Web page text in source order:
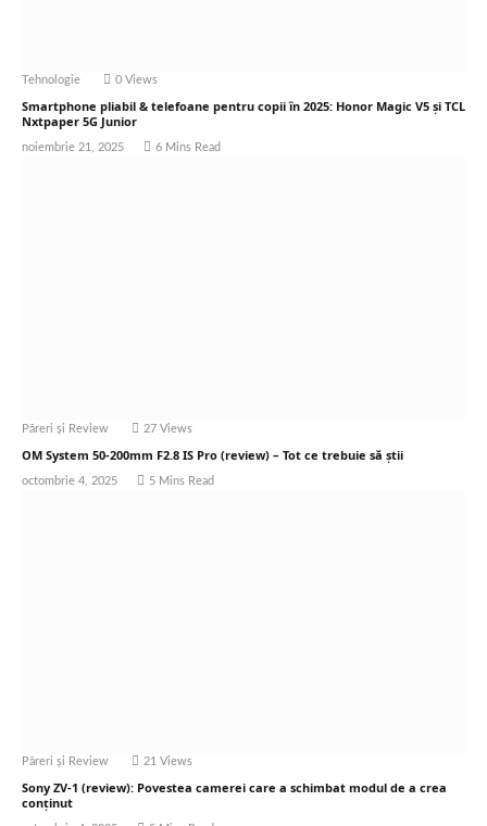
Tehnologie 0 Views
Smartphone pliabil & telefoane pentru copii în 2025: Honor Magic V5 și TCL
Nxtpaper 5G Junior
noiembrie 21, 2025 6 Mins Read
Păreri și Review 27 Views
OM System 50-200mm F2.8 IS Pro (review) – Tot ce trebuie să știi
octombrie 4, 2025 5 Mins Read
Păreri și Review 21 Views
Sony ZV-1 (review): Povestea camerei care a schimbat modul de a crea
conținut